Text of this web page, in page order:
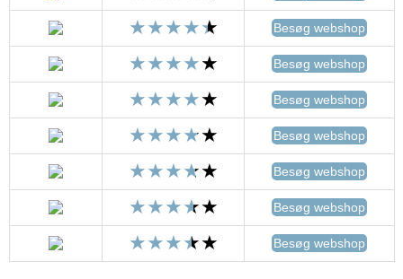
Besøg webshop
Besøg webshop
Besøg webshop
Besøg webshop
Besøg webshop
Besøg webshop
Besøg webshop